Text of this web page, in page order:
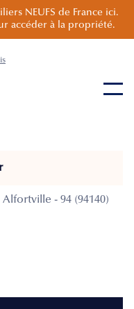
NEUFS de France ici.
accéder à la propriété.
- 94 (94140)